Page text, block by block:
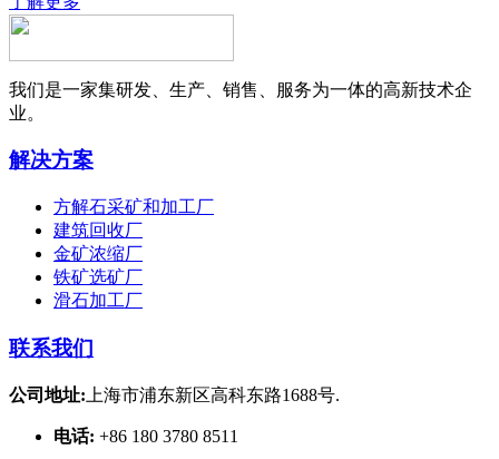
我们是一家集研发、生产、销售、服务为一体的高新技术企
业。
解决方案
方解石采矿和加工厂
建筑回收厂
金矿浓缩厂
铁矿选矿厂
滑石加工厂
联系我们
公司地址: 上海市浦东新区高科东路1688号.
电话: +86 180 3780 8511